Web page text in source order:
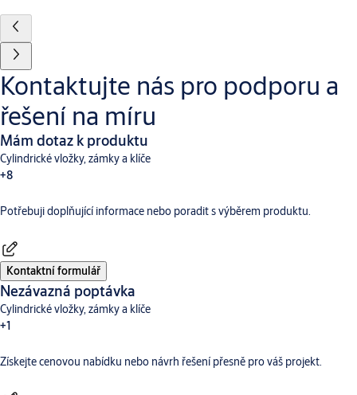
Kontaktujte nás pro podporu a
řešení na míru
Mám dotaz k produktu
Cylindrické vložky, zámky a klíče
+8
Dveřní vybaveníAperio Digitální a přístupové systémy
Potřebuji doplňující informace nebo poradit s výběrem produktu.
Kontaktní formulář
Nezávazná poptávka
Cylindrické vložky, zámky a klíče
+1
Dveřní vybavení
Získejte cenovou nabídku nebo návrh řešení přesně pro váš projekt.